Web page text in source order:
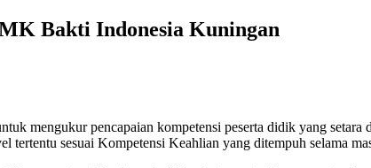
Bakti Indonesia Kuningan
mengukur pencapaian kompetensi peserta didik yang setara
sesuai Kompetensi Keahlian yang ditempuh selama